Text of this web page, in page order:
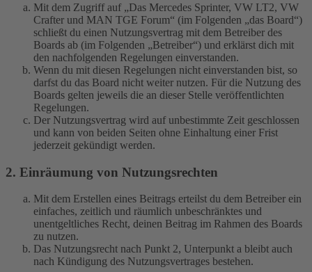
Mit dem Zugriff auf „Das Mercedes Sprinter, VW LT2, VW
Crafter und MAN TGE Forum“ (im Folgenden „das Board“)
schließt du einen Nutzungsvertrag mit dem Betreiber des
Boards ab (im Folgenden „Betreiber“) und erklärst dich mit
den nachfolgenden Regelungen einverstanden.
Wenn du mit diesen Regelungen nicht einverstanden bist, so
darfst du das Board nicht weiter nutzen. Für die Nutzung des
Boards gelten jeweils die an dieser Stelle veröffentlichten
Regelungen.
Der Nutzungsvertrag wird auf unbestimmte Zeit geschlossen
und kann von beiden Seiten ohne Einhaltung einer Frist
jederzeit gekündigt werden.
2. Einräumung von Nutzungsrechten
Mit dem Erstellen eines Beitrags erteilst du dem Betreiber ein
einfaches, zeitlich und räumlich unbeschränktes und
unentgeltliches Recht, deinen Beitrag im Rahmen des Boards
zu nutzen.
Das Nutzungsrecht nach Punkt 2, Unterpunkt a bleibt auch
nach Kündigung des Nutzungsvertrages bestehen.